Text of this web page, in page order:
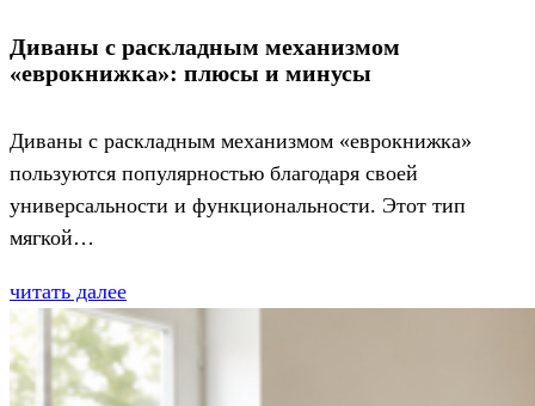
Диваны с раскладным механизмом
«еврокнижка»: плюсы и минусы
Диваны с раскладным механизмом «еврокнижка»
пользуются популярностью благодаря своей
универсальности и функциональности. Этот тип
мягкой…
читать далее